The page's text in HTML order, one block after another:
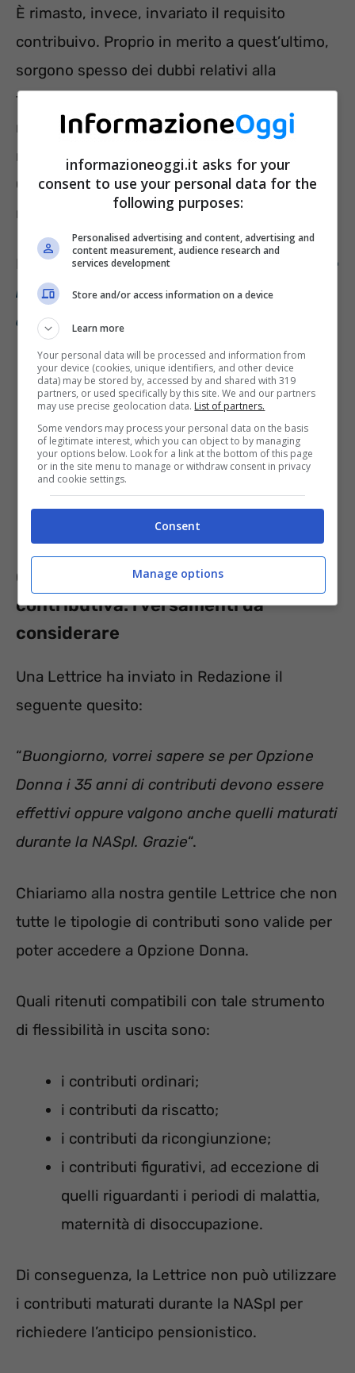
È rimasto, invece, invariato il requisito
contribuivo. Proprio in merito a quest’ultimo,
sorgono spesso dei dubbi relativi alla
tipologia di versamenti utili per il
raggiungimento dei 35 anni richiesti dalla
normativa. Valgono anche quelli figurativi?
Chiariamo cosa stabilisce il legislatore e quali
regole si applicano per l’anno in corso.
Leggi anche: “Rivoluzione Opzione Donna: le
novità in vigore dal 1° gennaio 2024 per
anticipare la pensione
Opzione Donna e anzianità
contributiva: i versamenti da
considerare
Una Lettrice ha inviato in Redazione il
seguente quesito:
“Buongiorno, vorrei sapere se per Opzione
Donna i 35 anni di contributi devono essere
effettivi oppure valgono anche quelli maturati
durante la NASpI. Grazie“.
Chiariamo alla nostra gentile Lettrice che non
tutte le tipologie di contributi sono valide per
poter accedere a Opzione Donna.
Quali ritenuti compatibili con tale strumento
di flessibilità in uscita sono:
i contributi ordinari;
i contributi da riscatto;
i contributi da ricongiunzione;
i contributi figurativi, ad eccezione di
quelli riguardanti i periodi di malattia,
maternità di disoccupazione.
Di conseguenza, la Lettrice non può utilizzare
i contributi maturati durante la NASpI per
richiedere l’anticipo pensionistico.
informazioneoggi.it asks for your
consent to use your personal data for the
following purposes:
Personalised advertising and content, advertising and
content measurement, audience research and
services development
Store and/or access information on a device
Learn more
Your personal data will be processed and information from
your device (cookies, unique identifiers, and other device
data) may be stored by, accessed by and shared with 319
partners, or used specifically by this site. We and our partners
may use precise geolocation data. List of partners.
Some vendors may process your personal data on the basis
of legitimate interest, which you can object to by managing
your options below. Look for a link at the bottom of this page
or in the site menu to manage or withdraw consent in privacy
and cookie settings.
Consent
Manage options